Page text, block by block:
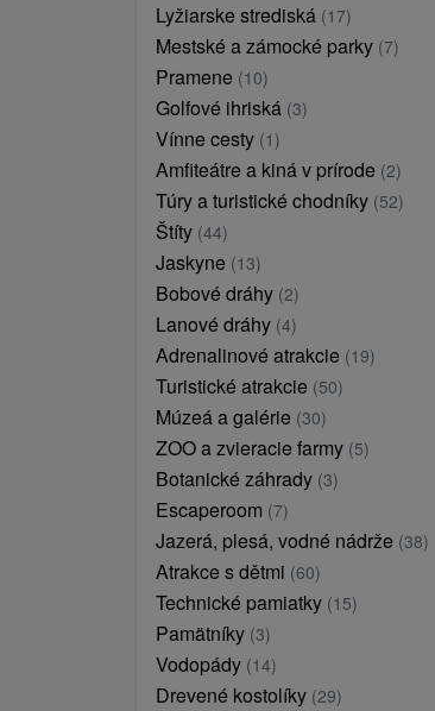
Lyžiarske strediská (17)
Mestské a zámocké parky (7)
Pramene (10)
Golfové ihriská (3)
Vínne cesty (1)
Amfiteátre a kiná v prírode (2)
Túry a turistické chodníky (52)
Štíty (44)
Jaskyne (13)
Bobové dráhy (2)
Lanové dráhy (4)
Adrenalinové atrakcie (19)
Turistické atrakcie (50)
Múzeá a galérie (30)
ZOO a zvieracie farmy (5)
Botanické záhrady (3)
Escaperoom (7)
Jazerá, plesá, vodné nádrže (38)
Atrakce s dětmi (60)
Technické pamiatky (15)
Pamätníky (3)
Vodopády (14)
Drevené kostolíky (29)